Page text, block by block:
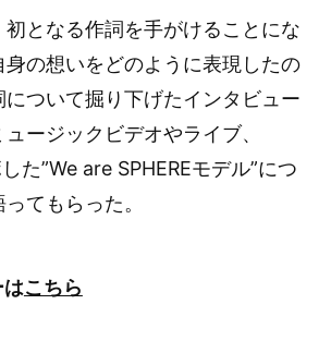
初となる作詞を手がけることにな
身の想いをどのように表現したの
ついて掘り下げたインタビュー
ージックビデオやライブ、
た”We are SPHEREモデル”につ
てもらった。
こちら